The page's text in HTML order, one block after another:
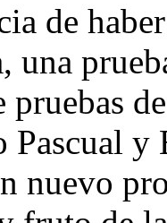
de
una
Pascual y
nuevo